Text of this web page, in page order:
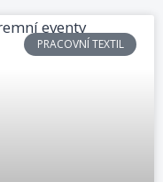
PRACOVNÍ TEXTIL